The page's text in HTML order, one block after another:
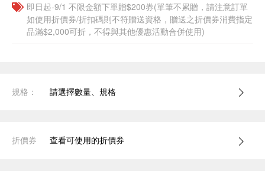
即日起-9/1 不限金額下單贈$200券(單筆不累贈，請注意訂單
如使用折價券/折扣碼則不符贈送資格，贈送之折價券消費指定
品滿$2,000可折，不得與其他優惠活動合併使用)
規格： 請選擇數量、規格
折價券 查看可使用的折價券